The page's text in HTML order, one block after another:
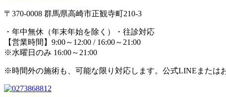
〒370-0008 群馬県高崎市正観寺町210-3
・年中無休（年末年始を除く）・往診対応
【営業時間】9:00～12:00 / 16:00～21:00
※水曜日のみ 16:00～21:00
※時間外の施術も、可能な限り対応します。公式LINEまたは